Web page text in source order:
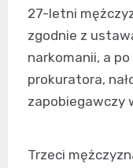
27-letni
zgodnie z
narkomanii, a
prokuratora,
zapobiegawczy
Trzeci